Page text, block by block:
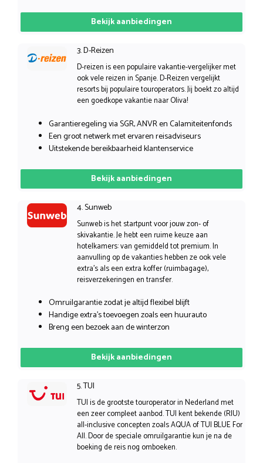
Bekijk aanbiedingen
3. D-Reizen
D-reizen is een populaire vakantie-vergelijker met
ook vele reizen in Spanje. D-Reizen vergelijkt
resorts bij populaire touroperators. Jij boekt zo altijd
een goedkope vakantie naar Oliva!
Garantieregeling via SGR, ANVR en Calamiteitenfonds
Een groot netwerk met ervaren reisadviseurs
Uitstekende bereikbaarheid klantenservice
Bekijk aanbiedingen
4. Sunweb
Sunweb is het startpunt voor jouw zon- of
skivakantie. Je hebt een ruime keuze aan
hotelkamers: van gemiddeld tot premium. In
aanvulling op de vakanties hebben ze ook vele
extra’s als een extra koffer (ruimbagage),
reisverzekeringen en transfer.
Omruilgarantie zodat je altijd flexibel blijft
Handige extra’s toevoegen zoals een huurauto
Breng een bezoek aan de winterzon
Bekijk aanbiedingen
5. TUI
TUI is de grootste touroperator in Nederland met
een zeer compleet aanbod. TUI kent bekende (RIU)
all-inclusive concepten zoals AQUA of TUI BLUE For
All. Door de speciale omruilgarantie kun je na de
boeking de reis nog omboeken.